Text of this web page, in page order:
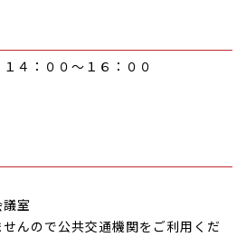
４：００～１６：００
室
んので公共交通機関をご利用くだ